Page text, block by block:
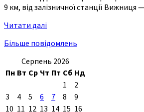
9 км, від залізничної станції Вижниця
Читати далі
Більше повідомлень
Серпень 2026
Пн Вт Ср Чт Пт Сб Нд
1
2
3
4 5 6 7 8
9
10 11 12 13 14 15 16